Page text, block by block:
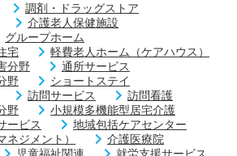
調剤・ドラッグストア
介護老人保健施設
グループホーム
宅
軽費老人ホーム（ケアハウス）
分野
通所サービス
野
ショートステイ
訪問サービス
訪問看護
野
小規模多機能型居宅介護
ービス
地域包括ケアセンター
ネジメント）
介護医療院
児童福祉関連
就労支援サービス